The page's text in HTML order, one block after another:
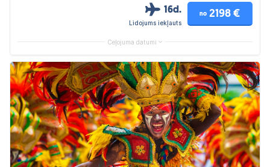
16d.
Lidojums iekļauts
no 2198 €
Ceļojuma datumi